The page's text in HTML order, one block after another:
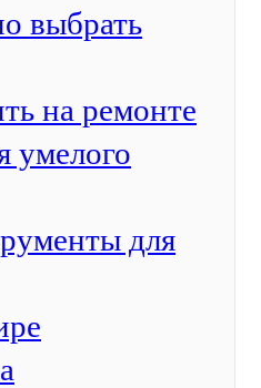
выбрать
на ремонте
умелого
для